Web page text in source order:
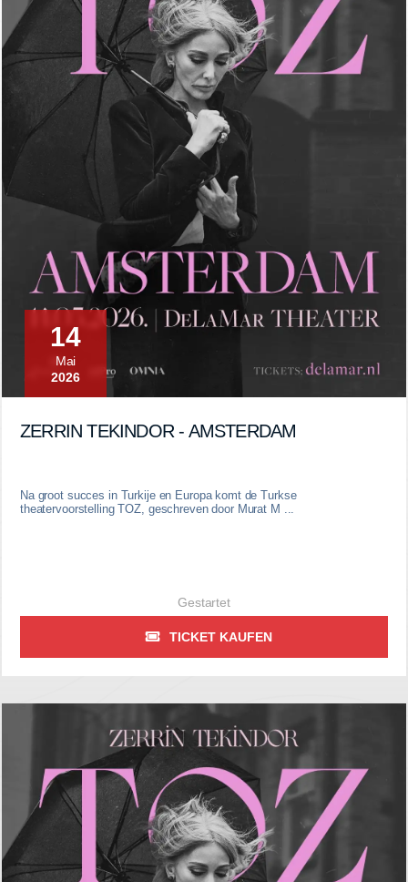
14
Mai
2026
ZERRIN TEKINDOR - AMSTERDAM
Na groot succes in Turkije en Europa komt de Turkse
theatervoorstelling TOZ, geschreven door Murat M ...
Gestartet
TICKET KAUFEN